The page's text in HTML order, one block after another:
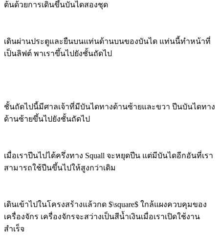
ต้นด้วยการเดินขึ้นบันไดสองชุด
เดินผ่านประตูและยืนบนแท่นด้านบนของบันได แท่นนี้ทำหน้าที่
เป็นลิฟต์ พาเราขึ้นไปยังชั้นถัดไป
ชั้นถัดไปนี้มีศาลเจ้าที่มีบันไดทางด้านซ้ายและขวา ปีนบันไดทาง
ด้านซ้ายขึ้นไปยังชั้นถัดไป
เมื่อเราปีนไปได้ครึ่งทาง Squall จะหยุดปีน แต่มีบันไดอีกอันที่เรา
สามารถใช้ปีนขึ้นไปให้สูงกว่าเดิม
เดินเข้าไปในโครงสร้างแล้วกด $\square$ ใกล้แผงควบคุมของ
เครื่องจักร เครื่องจักรจะสว่างเป็นสีน้ำเงินเมื่อเราเปิดใช้งาน
สำเร็จ